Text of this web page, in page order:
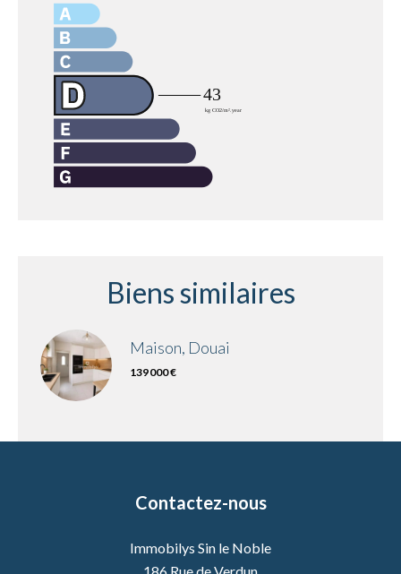
Biens similaires
Maison, Douai
139 000 €
Contactez-nous
Immobilys Sin le Noble